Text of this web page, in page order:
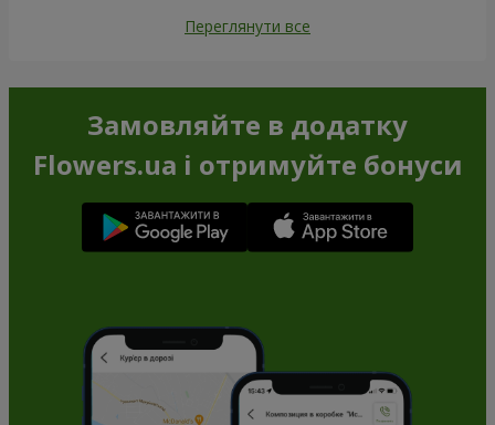
Переглянути все
Замовляйте в додатку
Flowers.ua і отримуйте бонуси